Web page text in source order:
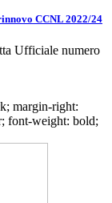
CCNL 2022/24
Ufficiale numero
margin-right:
font-weight: bold;